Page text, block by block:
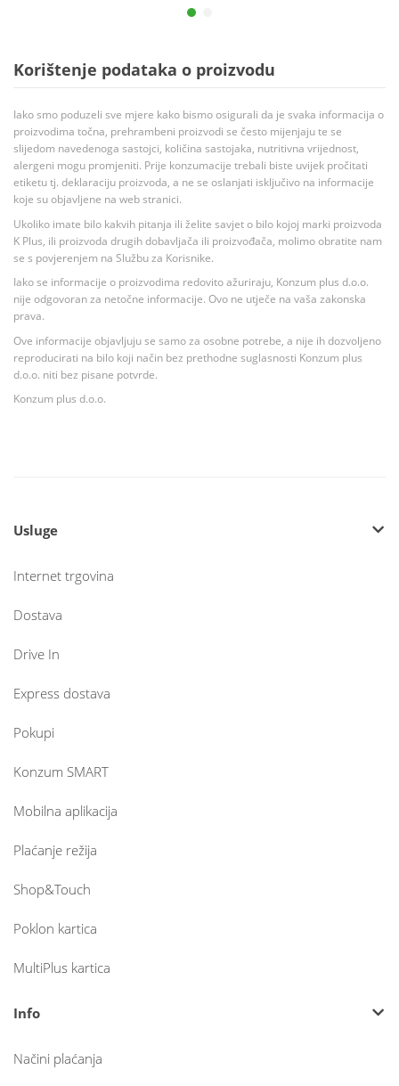
Korištenje podataka o proizvodu
Iako smo poduzeli sve mjere kako bismo osigurali da je svaka informacija o
proizvodima točna, prehrambeni proizvodi se često mijenjaju te se
slijedom navedenoga sastojci, količina sastojaka, nutritivna vrijednost,
alergeni mogu promjeniti. Prije konzumacije trebali biste uvijek pročitati
etiketu tj. deklaraciju proizvoda, a ne se oslanjati isključivo na informacije
koje su objavljene na web stranici.
Ukoliko imate bilo kakvih pitanja ili želite savjet o bilo kojoj marki proizvoda
K Plus, ili proizvoda drugih dobavljača ili proizvođača, molimo obratite nam
se s povjerenjem na Službu za Korisnike.
Iako se informacije o proizvodima redovito ažuriraju, Konzum plus d.o.o.
nije odgovoran za netočne informacije. Ovo ne utječe na vaša zakonska
prava.
Ove informacije objavljuju se samo za osobne potrebe, a nije ih dozvoljeno
reproducirati na bilo koji način bez prethodne suglasnosti Konzum plus
d.o.o. niti bez pisane potvrde.
Konzum plus d.o.o.
Usluge
Internet trgovina
Dostava
Drive In
Express dostava
Pokupi
Konzum SMART
Mobilna aplikacija
Plaćanje režija
Shop&Touch
Poklon kartica
MultiPlus kartica
Info
Načini plaćanja